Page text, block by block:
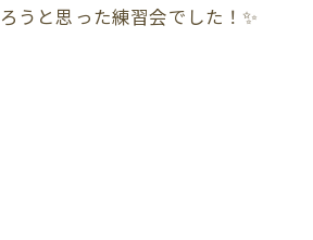
うと思った練習会でした！✨